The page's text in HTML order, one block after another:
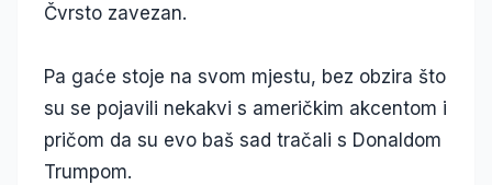
Čvrsto zavezan.
Pa gaće stoje na svom mjestu, bez obzira što
su se pojavili nekakvi s američkim akcentom i
pričom da su evo baš sad tračali s Donaldom
Trumpom.